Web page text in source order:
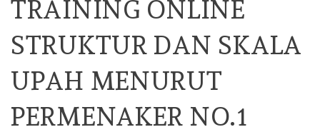
TRAINING ONLINE
STRUKTUR DAN SKALA
UPAH MENURUT
PERMENAKER NO.1